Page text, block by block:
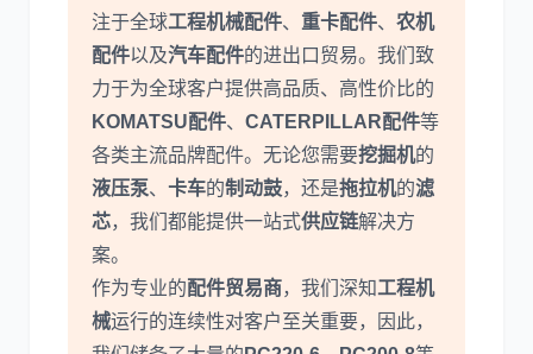
注于全球工程机械配件、 重卡配件、 农机
配件以及汽车配件的进出口贸易。我们致
力于为全球客户提供高品质、高性价比的
KOMATSU配件、 CATERPILLAR配件等
各类主流品牌配件。无论您需要挖掘机的
液压泵、 卡车的制动鼓，还是拖拉机的滤
芯，我们都能提供一站式供应链解决方
案。
作为专业的配件贸易商，我们深知工程机
械运行的连续性对客户至关重要，因此，